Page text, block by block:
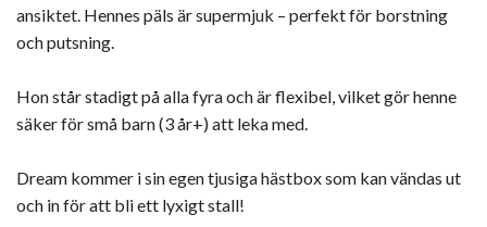
ansiktet. Hennes päls är supermjuk – perfekt för borstning
och putsning.
Hon står stadigt på alla fyra och är flexibel, vilket gör henne
säker för små barn (3 år+) att leka med.
Dream kommer i sin egen tjusiga hästbox som kan vändas ut
och in för att bli ett lyxigt stall!